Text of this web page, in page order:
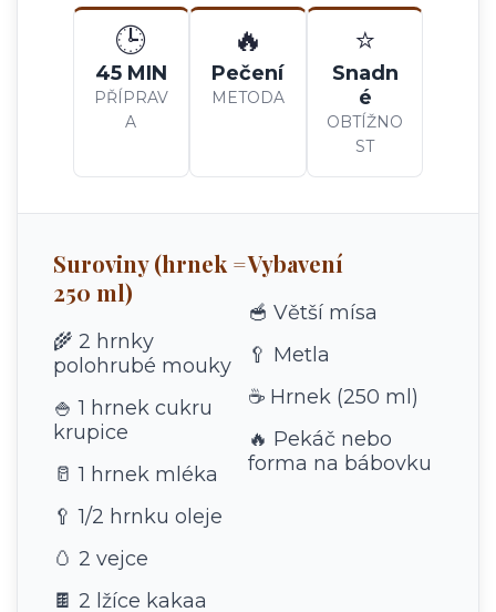
🕒
45 MIN
PŘÍPRAV
A
🔥
Pečení
METODA
⭐
Snadn
é
OBTÍŽNO
ST
Suroviny (hrnek =
250 ml)
🌾 2 hrnky
polohrubé mouky
🍚 1 hrnek cukru
krupice
🥛 1 hrnek mléka
🥄 1/2 hrnku oleje
🥚 2 vejce
🍫 2 lžíce kakaa
Vybavení
🥣 Větší mísa
🥄 Metla
☕ Hrnek (250 ml)
🔥 Pekáč nebo
forma na bábovku